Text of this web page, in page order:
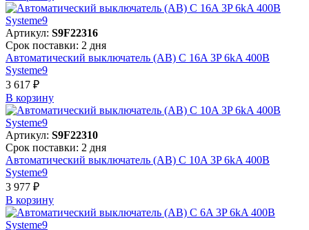
Артикул: S9F22316
Срок поставки: 2 дня
Автоматический выключатель (АВ) C 16A 3P 6kA 400В
Systeme9
3 617 ₽
В корзинy
Артикул: S9F22310
Срок поставки: 2 дня
Автоматический выключатель (АВ) C 10A 3P 6kA 400В
Systeme9
3 977 ₽
В корзинy